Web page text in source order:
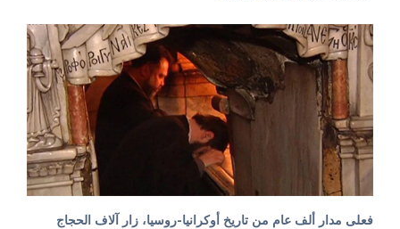
فعلى مدار ألف عام من تاريخ أوكرانيا-روسيا، زار آلاف الحجاج